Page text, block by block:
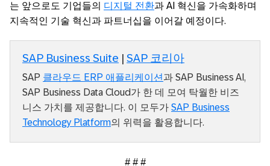
는 앞으로도 기업들의 디지털 전환과 AI 혁신을 가속화하며
지속적인 기술 혁신과 파트너십을 이어갈 예정이다.
SAP Business Suite | SAP 코리아
SAP 클라우드 ERP 애플리케이션 과 SAP Business AI,
SAP Business Data Cloud가 한 데 모여 탁월한 비즈
니스 가치를 제공합니다. 이 모두가 SAP Business
Technology Platform의 위력을 활용합니다.
# # #